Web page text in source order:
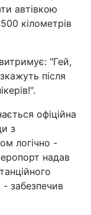
автівкою
кілометрів
"Гей,
після
офіційна
з
логічно -
надав
- забезпечив